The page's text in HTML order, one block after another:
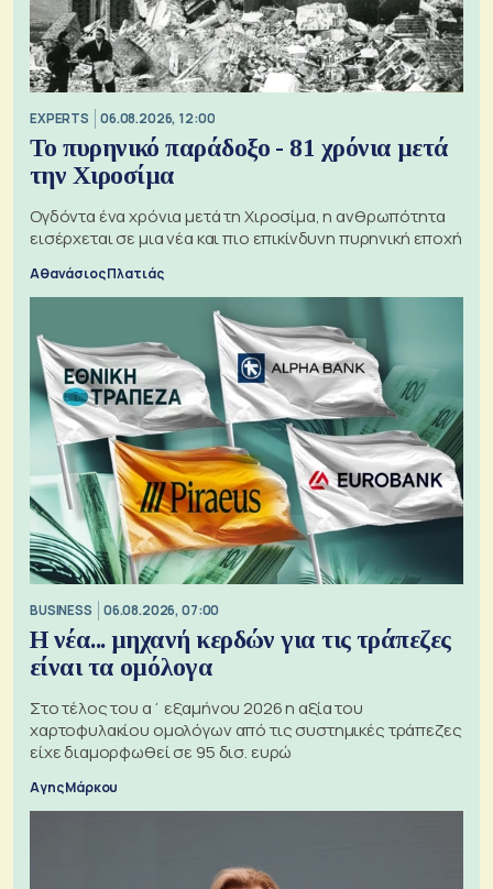
EXPERTS 06.08.2026, 12:00
Το πυρηνικό παράδοξο - 81 χρόνια μετά
την Χιροσίμα
Ογδόντα ένα χρόνια μετά τη Χιροσίμα, η ανθρωπότητα
εισέρχεται σε μια νέα και πιο επικίνδυνη πυρηνική εποχή
Αθανάσιος Πλατιάς
BUSINESS 06.08.2026, 07:00
Η νέα... μηχανή κερδών για τις τράπεζες
είναι τα ομόλογα
Στο τέλος του α΄ εξαμήνου 2026 η αξία του
χαρτοφυλακίου ομολόγων από τις συστημικές τράπεζες
είχε διαμορφωθεί σε 95 δισ. ευρώ
Αγης Μάρκου